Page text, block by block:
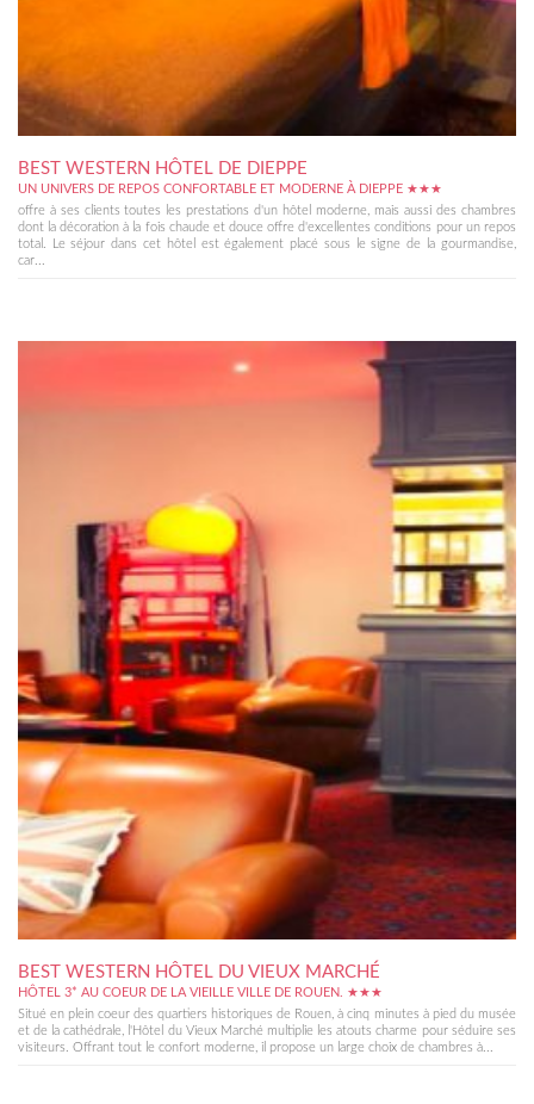
BEST WESTERN HÔTEL DE DIEPPE
UN UNIVERS DE REPOS CONFORTABLE ET MODERNE À DIEPPE ★★★
offre à ses clients toutes les prestations d'un hôtel moderne, mais aussi des chambres
dont la décoration à la fois chaude et douce offre d'excellentes conditions pour un repos
total. Le séjour dans cet hôtel est également placé sous le signe de la gourmandise,
car...
BEST WESTERN HÔTEL DU VIEUX MARCHÉ
HÔTEL 3* AU COEUR DE LA VIEILLE VILLE DE ROUEN. ★★★
Situé en plein coeur des quartiers historiques de Rouen, à cinq minutes à pied du musée
et de la cathédrale, l'Hôtel du Vieux Marché multiplie les atouts charme pour séduire ses
visiteurs. Offrant tout le confort moderne, il propose un large choix de chambres à...